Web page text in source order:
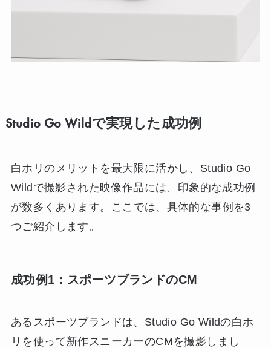
Studio Go Wildで実現した成功例
白ホリのメリットを最大限に活かし、Studio Go
Wildで撮影された映像作品には、印象的な成功例
が数多くあります。ここでは、具体的な事例を3
つご紹介します。
成功例1：スポーツブランドのCM
あるスポーツブランドは、Studio Go Wildの白ホ
リを使って新作スニーカーのCMを撮影しまし